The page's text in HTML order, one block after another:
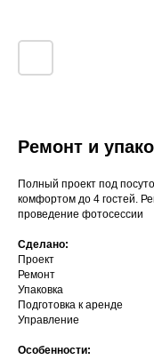
Ремонт и
Полный проект под
комфортом до 4 гостей.
проведение фотосессии
Сделано:
Проект
Ремонт
Упаковка
Подготовка к аренде
Управление
Особенности: